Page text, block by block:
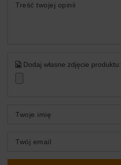
Treść twojej opinii
Dodaj własne zdjęcie produktu:
Twoje imię
Twój email